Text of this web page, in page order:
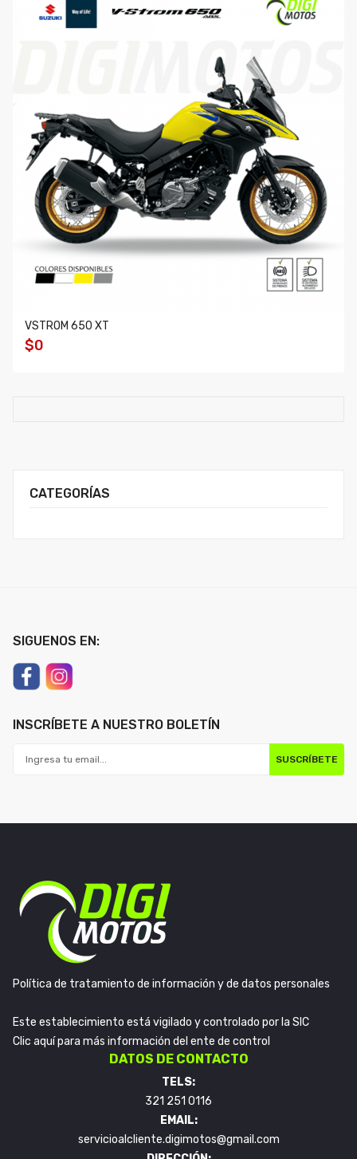
CATEGORÍAS
VSTROM 650 XT
$0
SIGUENOS EN:
INSCRÍBETE A NUESTRO BOLETÍN
SUSCRÍBETE
Política de tratamiento de información y de datos personales
Este establecimiento está vigilado y controlado por la SIC
Clic aquí para más información del ente de control
DATOS DE CONTACTO
TELS:
321 251 0116
EMAIL:
servicioalcliente.digimotos@gmail.com